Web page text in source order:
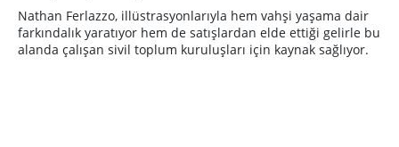
Nathan Ferlazzo, illüstrasyonlarıyla hem vahşi yaşama dair
farkındalık yaratıyor hem de satışlardan elde ettiği gelirle bu
alanda çalışan sivil toplum kuruluşları için kaynak sağlıyor.